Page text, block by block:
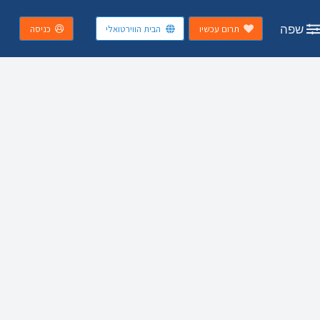
שפה תרום עכשיו הבית הווירטואלי כניסה